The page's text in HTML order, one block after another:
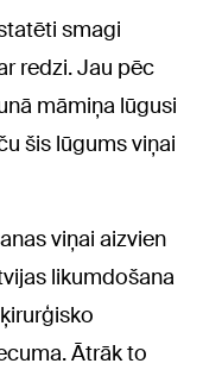
smagi
redzi. Jau pēc
māmiņa lūgusi
šis lūgums viņai
viņai aizvien
likumdošana
Ātrāk to